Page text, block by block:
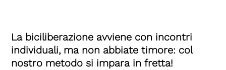
La biciliberazione avviene con incontri
individuali, ma non abbiate timore: col
nostro metodo si impara in fretta!